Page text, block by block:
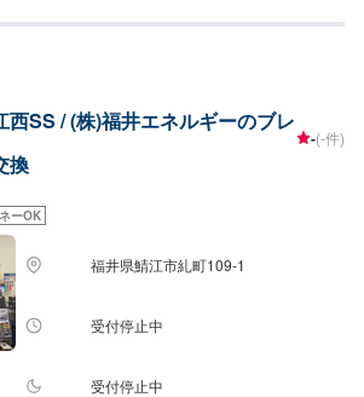
西SS / (株)福井エネルギーのブレ
換
-(-件)
ーOK
福井県鯖江市糺町109-1
受付停止中
受付停止中